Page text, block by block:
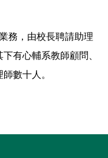
務，由校長聘請助理
有心輔系教師顧問、
數十人。